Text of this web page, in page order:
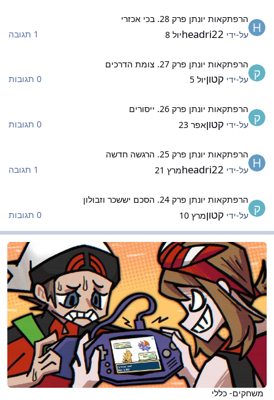
הרפתקאות יונתן פרק 28. בכי אכזרי
על-ידי headri22יול 8
1 תגובה
הרפתקאות יונתן פרק 27. צומת הדרכים
על-ידי קטוןיול 5
0 תגובות
הרפתקאות יונתן פרק 26. ייסורים
על-ידי קטוןאפר 23
0 תגובות
הרפתקאות יונתן פרק 25. הרגשה חדשה
על-ידי headri22מרץ 21
1 תגובה
הרפתקאות יונתן פרק 24. הסכם יששכר וזבולון
על-ידי קטוןמרץ 10 0 תגובות
משחקים- כללי
משחקים- כללי
משחקים- כללי